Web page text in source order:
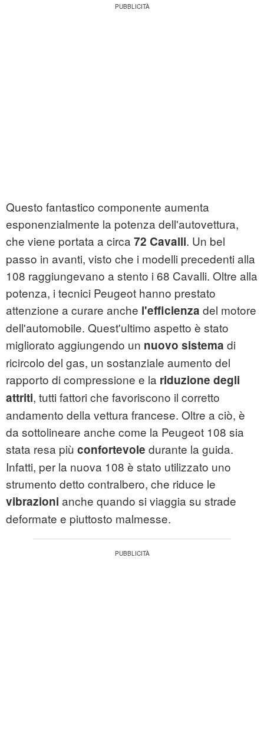
Questo fantastico componente aumenta
esponenzialmente la potenza dell'autovettura,
che viene portata a circa 72 Cavalli. Un bel
passo in avanti, visto che i modelli precedenti alla
108 raggiungevano a stento i 68 Cavalli. Oltre alla
potenza, i tecnici Peugeot hanno prestato
attenzione a curare anche l'efficienza del motore
dell'automobile. Quest'ultimo aspetto è stato
migliorato aggiungendo un nuovo sistema di
ricircolo del gas, un sostanziale aumento del
rapporto di compressione e la riduzione degli
attriti, tutti fattori che favoriscono il corretto
andamento della vettura francese. Oltre a ciò, è
da sottolineare anche come la Peugeot 108 sia
stata resa più confortevole durante la guida.
Infatti, per la nuova 108 è stato utilizzato uno
strumento detto contralbero, che riduce le
vibrazioni anche quando si viaggia su strade
deformate e piuttosto malmesse.